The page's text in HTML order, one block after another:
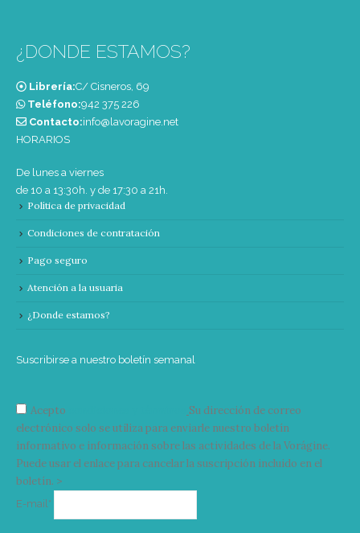
¿DONDE ESTAMOS?
Librería:C/ Cisneros, 69
Teléfono:‭942 375 226‬
Contacto:info@lavoragine.net
HORARIOS
De lunes a viernes
de 10 a 13:30h. y de 17:30 a 21h.
Política de privacidad
Condiciones de contratación
Pago seguro
Atención a la usuaria
¿Donde estamos?
Suscribirse a nuestro boletín semanal
Acepto
Su dirección de correo
electrónico solo se utiliza para enviarle nuestro boletín
informativo e información sobre las actividades de la Vorágine.
Puede usar el enlace para cancelar la suscripción incluido en el
boletín. >
E-mail*